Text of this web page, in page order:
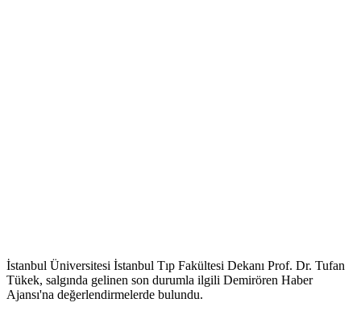
İstanbul Üniversitesi İstanbul Tıp Fakültesi Dekanı Prof. Dr. Tufan
Tükek, salgında gelinen son durumla ilgili Demirören Haber
Ajansı'na değerlendirmelerde bulundu.